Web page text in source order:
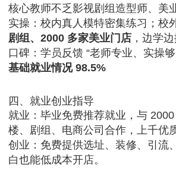
核心教师不乏影视剧组造型师、美
实操：校内真人模特密集练习；校
剧组、2000 多家美业门店 ，边学
口碑：学员反馈 “老师专业、实操够
基础就业情况 98.5%
四、就业创业指导
就业：毕业免费推荐就业，与
楼、剧组、电商公司合作，上千优
创业：免费提供选址、装修、引流
白也能低成本开店。